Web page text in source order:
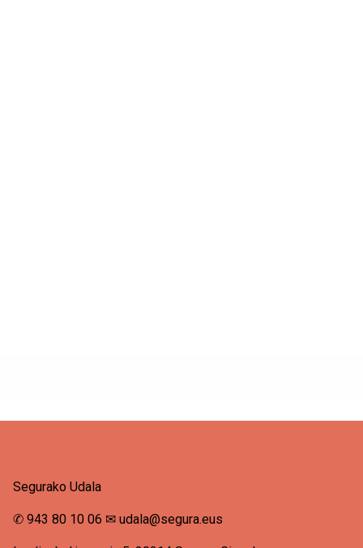
Segurako Udala
✆ 943 80 10 06 ✉ udala@segura.eus